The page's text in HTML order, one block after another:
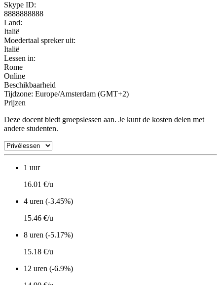
Skype ID:
8888888888
Land:
Italië
Moedertaal spreker uit:
Italië
Lessen in:
Rome
Online
Beschikbaarheid
Tijdzone: Europe/Amsterdam (GMT+2)
Prijzen
Deze docent biedt groepslessen aan. Je kunt de kosten delen met
andere studenten.
1 uur
16.01 €/u
4 uren (-3.45%)
15.46 €/u
8 uren (-5.17%)
15.18 €/u
12 uren (-6.9%)